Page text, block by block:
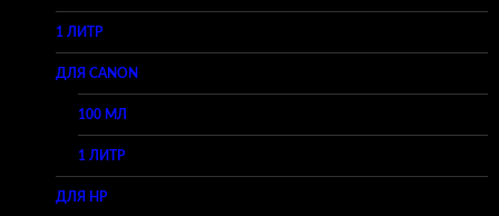
1 ЛИТР
ДЛЯ CANON
100 МЛ
1 ЛИТР
ДЛЯ HP